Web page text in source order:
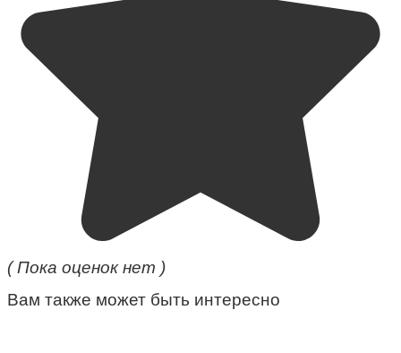
( Пока оценок нет )
Вам также может быть интересно